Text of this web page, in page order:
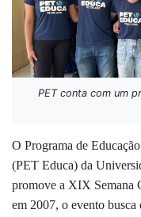
PET conta com um
O Programa de
(PET Educa) da
promove a XIX Semana
em 2007, o evento busca